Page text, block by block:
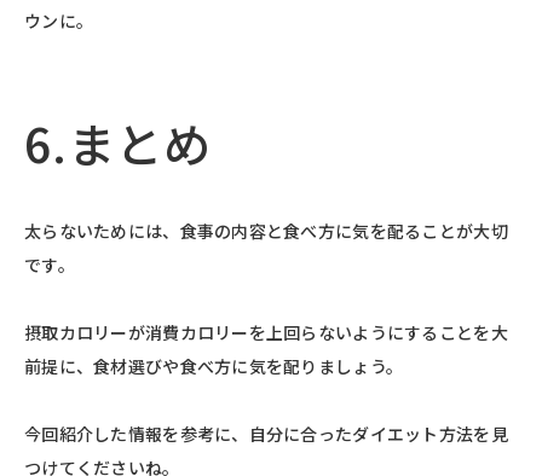
ウンに。
6.まとめ
太らないためには、食事の内容と食べ方に気を配ることが大切
です。
摂取カロリーが消費カロリーを上回らないようにすることを大
前提に、食材選びや食べ方に気を配りましょう。
今回紹介した情報を参考に、自分に合ったダイエット方法を見
つけてくださいね。